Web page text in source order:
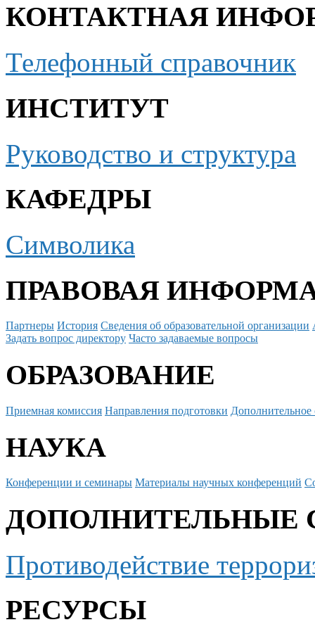
КОНТАКТНАЯ
Телефонный справочник
ИНСТИТУТ
Руководство и структура
КАФЕДРЫ
Символика
ПРАВОВАЯ
Партнеры История Сведения об образовательной организации
Задать вопрос директору Часто задаваемые вопросы
ОБРАЗОВАНИЕ
Приемная комиссия Направления подготовки Дополнительное
НАУКА
Конференции и семинары Материалы научных конференций
ДОПОЛНИТЕЛЬНЫЕ
Противодействие
РЕСУРСЫ